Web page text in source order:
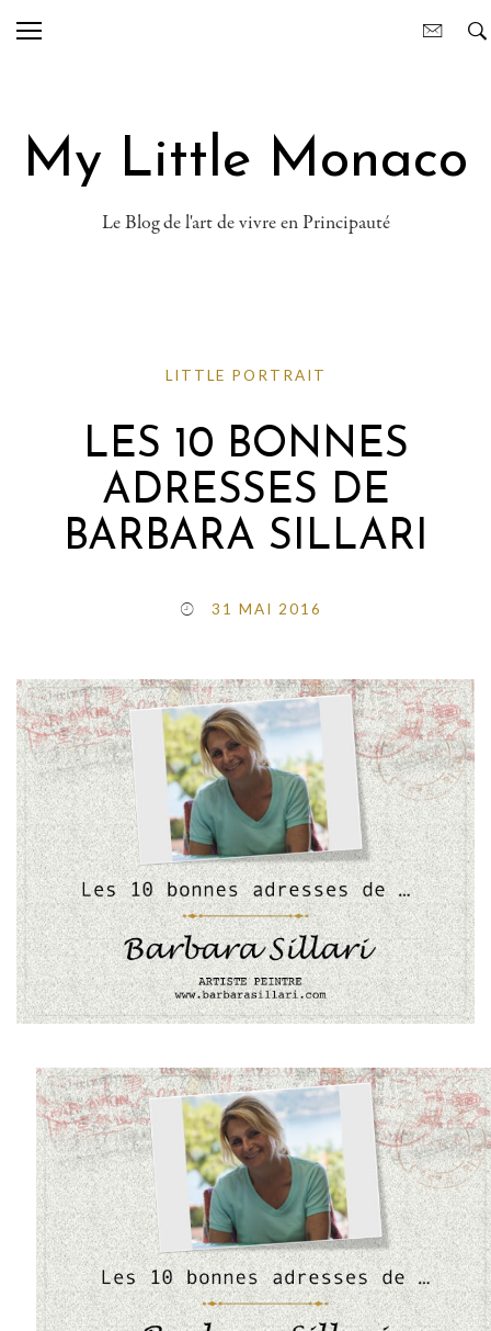
My Little Monaco
Le Blog de l'art de vivre en Principauté
LITTLE PORTRAIT
LES 10 BONNES
ADRESSES DE
BARBARA SILLARI
31 MAI 2016